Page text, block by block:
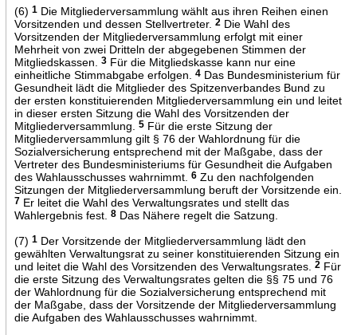
(6) 1Die Mitgliederversammlung wählt aus ihren Reihen einen
Vorsitzenden und dessen Stellvertreter. 2Die Wahl des
Vorsitzenden der Mitgliederversammlung erfolgt mit einer
Mehrheit von zwei Dritteln der abgegebenen Stimmen der
Mitgliedskassen.
3Für die Mitgliedskasse kann nur eine
einheitliche Stimmabgabe erfolgen.
4Das Bundesministerium für
Gesundheit lädt die Mitglieder des Spitzenverbandes Bund zu
der ersten konstituierenden Mitgliederversammlung ein und leitet
in dieser ersten Sitzung die Wahl des Vorsitzenden der
Mitgliederversammlung.
5Für die erste Sitzung der
Mitgliederversammlung gilt § 76 der Wahlordnung für die
Sozialversicherung entsprechend mit der Maßgabe, dass der
Vertreter des Bundesministeriums für Gesundheit die Aufgaben
des Wahlausschusses wahrnimmt.
6Zu den nachfolgenden
Sitzungen der Mitgliederversammlung beruft der Vorsitzende ein.
7Er leitet die Wahl des Verwaltungsrates und stellt das
Wahlergebnis fest.
8Das Nähere regelt die Satzung.
(7) 1Der Vorsitzende der Mitgliederversammlung lädt den
gewählten Verwaltungsrat zu seiner konstituierenden Sitzung ein
und leitet die Wahl des Vorsitzenden des Verwaltungsrates.
2Für
die erste Sitzung des Verwaltungsrates gelten die §§ 75 und 76
der Wahlordnung für die Sozialversicherung entsprechend mit
der Maßgabe, dass der Vorsitzende der Mitgliederversammlung
die Aufgaben des Wahlausschusses wahrnimmt.